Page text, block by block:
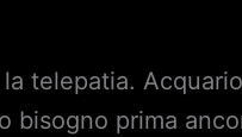
telepatia.
prima